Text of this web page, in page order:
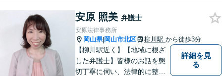
んなささいなことでも構いま
せん。お気軽にご相談くださ
い。【土曜日も受付可能】
【専用駐車場あり】
安原 照美 弁護士
安原法律事務所
岡山県|岡山市北区 柳川駅 から徒歩3分
【柳川駅近く】【地域に根ざ
した弁護士】皆様のお話を懇
切丁寧に伺い、法律的に整理
詳細を見
る